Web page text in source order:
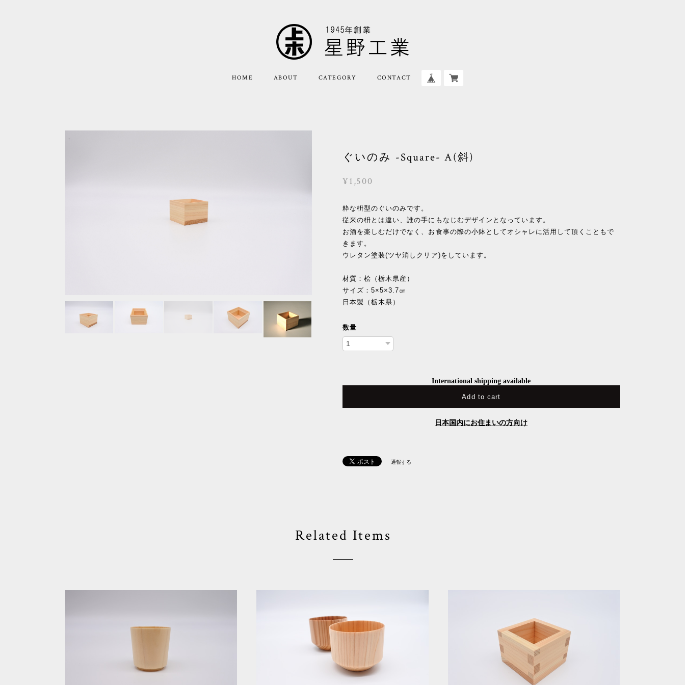
HOME ABOUT CATEGORY CONTACT
ぐいのみ -Square- A(斜)
¥1,500
粋な枡型のぐいのみです。
従来の枡とは違い、誰の手にもなじむデザインとなっています。
お酒を楽しむだけでなく、お食事の際の小鉢としてオシャレに活用して頂くこともで
きます。
ウレタン塗装(ツヤ消しクリア)をしています。
材質：桧（栃木県産）
サイズ：5×5×3.7㎝
日本製（栃木県）
数量
International shipping available
Add to cart
日本国内にお住まいの方向け
通報する
Related Items